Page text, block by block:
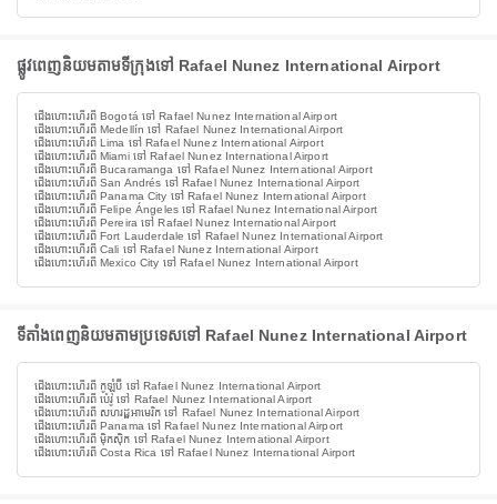
ផ្លូវពេញនិយមតាមទីក្រុងទៅ Rafael Nunez International Airport
ជើងហោះហើរពី Bogotá ទៅ Rafael Nunez International Airport
ជើងហោះហើរពី Medellín ទៅ Rafael Nunez International Airport
ជើងហោះហើរពី Lima ទៅ Rafael Nunez International Airport
ជើងហោះហើរពី Miami ទៅ Rafael Nunez International Airport
ជើងហោះហើរពី Bucaramanga ទៅ Rafael Nunez International Airport
ជើងហោះហើរពី San Andrés ទៅ Rafael Nunez International Airport
ជើងហោះហើរពី Panama City ទៅ Rafael Nunez International Airport
ជើងហោះហើរពី Felipe Ángeles ទៅ Rafael Nunez International Airport
ជើងហោះហើរពី Pereira ទៅ Rafael Nunez International Airport
ជើងហោះហើរពី Fort Lauderdale ទៅ Rafael Nunez International Airport
ជើងហោះហើរពី Cali ទៅ Rafael Nunez International Airport
ជើងហោះហើរពី Mexico City ទៅ Rafael Nunez International Airport
ទីតាំងពេញនិយមតាមប្រទេសទៅ Rafael Nunez International Airport
ជើងហោះហើរពី កូឡុំប៊ី ទៅ Rafael Nunez International Airport
ជើងហោះហើរពី ប៉េរូ ទៅ Rafael Nunez International Airport
ជើងហោះហើរពី សហរដ្ឋអាមេរិក ទៅ Rafael Nunez International Airport
ជើងហោះហើរពី Panama ទៅ Rafael Nunez International Airport
ជើងហោះហើរពី ម៉ិកស៊ិក ទៅ Rafael Nunez International Airport
ជើងហោះហើរពី Costa Rica ទៅ Rafael Nunez International Airport